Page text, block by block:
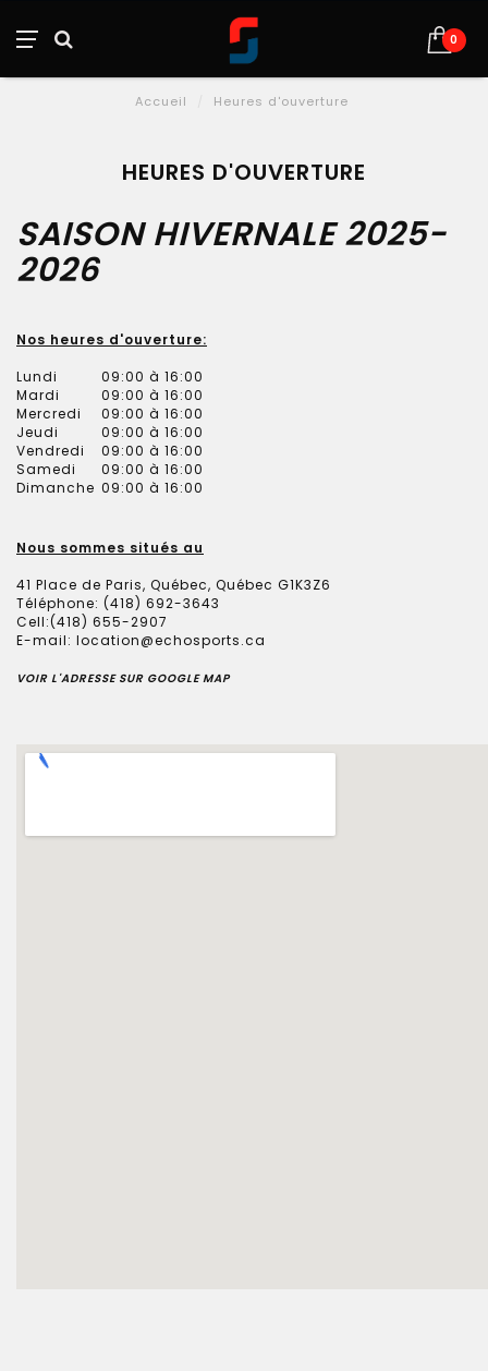
0
Accueil Heures d'ouverture
HEURES D'OUVERTURE
SAISON HIVERNALE 2025-
2026
Nos heures d'ouverture:
Lundi
09:00 à 16:00
Mardi
09:00 à 16:00
Mercredi
09:00 à 16:00
Jeudi
09:00 à 16:00
Vendredi
09:00 à 16:00
Samedi
09:00 à 16:00
Dimanche 09:00 à 16:00
Nous sommes situés au
41 Place de Paris, Québec, Québec G1K3Z6
Téléphone: (418) 692-3643
Cell:(418) 655-2907
E-mail: location@echosports.ca
VOIR L'ADRESSE SUR GOOGLE MAP